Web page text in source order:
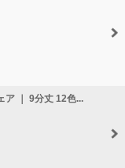
ア ｜ 9分丈 12色...